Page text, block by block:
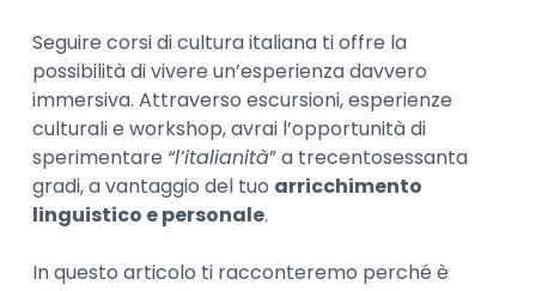
Seguire corsi di cultura italiana ti offre la
possibilità di vivere un’esperienza davvero
immersiva. Attraverso escursioni, esperienze
culturali e workshop, avrai l’opportunità di
sperimentare “l’italianità” a trecentosessanta
gradi, a vantaggio del tuo arricchimento
linguistico e personale.
In questo articolo ti racconteremo perché è